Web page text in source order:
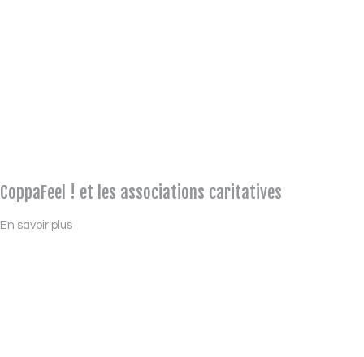
CoppaFeel ! et les associations caritatives
En savoir plus